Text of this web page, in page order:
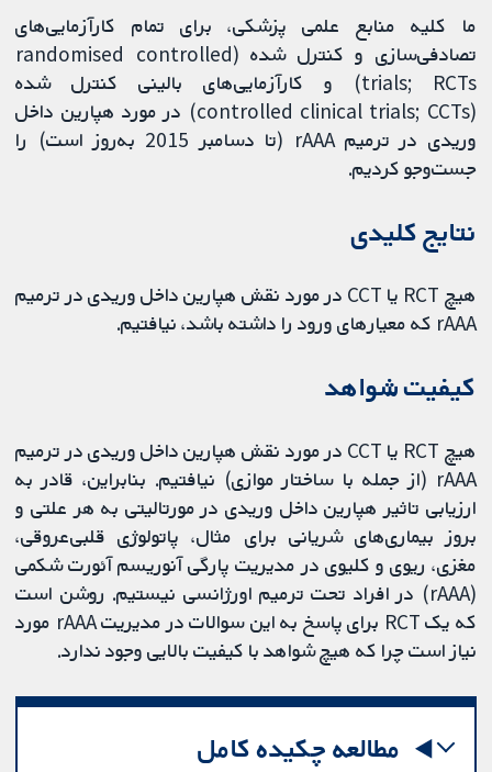
ما کلیه منابع علمی پزشکی، برای تمام کارآزمایی‌های
تصادفی‌سازی و کنترل شده (randomised controlled
trials; RCTs) و کارآزمایی‌های بالینی کنترل شده
(controlled clinical trials; CCTs) در مورد هپارین داخل
وریدی در ترمیم rAAA (تا دسامبر 2015 به‌روز است) را
جست‌وجو کردیم.
نتایج کلیدی
هیچ RCT یا CCT در مورد نقش هپارین داخل وریدی در ترمیم
rAAA که معیارهای ورود را داشته باشد، نیافتیم.
کیفیت شواهد
هیچ RCT یا CCT در مورد نقش هپارین داخل وریدی در ترمیم
rAAA (از جمله با ساختار موازی) نیافتیم. بنابراین، قادر به
ارزیابی تاثیر هپارین داخل وریدی در مورتالیتی به هر علتی و
بروز بیماری‌های شریانی برای مثال، پاتولوژی قلبی‌عروقی،
مغزی، ریوی و کلیوی در مدیریت پارگی آنوریسم آئورت شکمی
(rAAA) در افراد تحت ترمیم اورژانسی نیستیم. روشن است
که یک RCT برای پاسخ به این سوالات در مدیریت rAAA مورد
نیاز است چرا که هیچ شواهد با کیفیت بالایی وجود ندارد.
مطالعه چکیده کامل